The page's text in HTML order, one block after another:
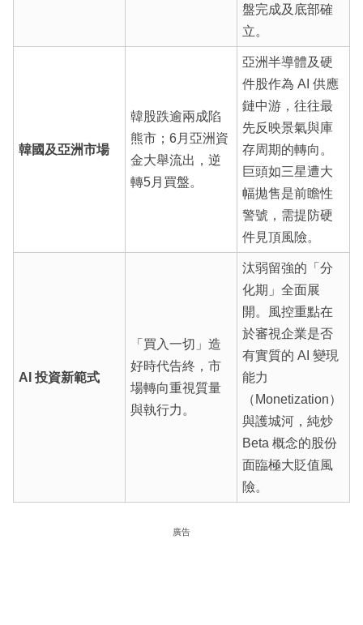
盤完成及底部確
立。
韓國及亞洲市場
韓股跌逾兩成陷
熊市；6月亞洲資
金大舉流出，逆
轉5月買盤。
亞洲半導體及硬
件股作為 AI 供應
鏈中游，往往最
先反映景氣與庫
存周期的轉向。
巨頭如三星遭大
幅拋售是前瞻性
警號，需提防硬
件見頂風險。
AI 投資新範式
「買入一切」造
好時代告終，市
場轉向重視質量
與執行力。
汰弱留強的「分
化期」全面展
開。風控重點在
於審視企業是否
有實質的 AI 變現
能力
（Monetization）
與護城河，純炒
Beta 概念的股份
面臨極大貶值風
險。
廣告